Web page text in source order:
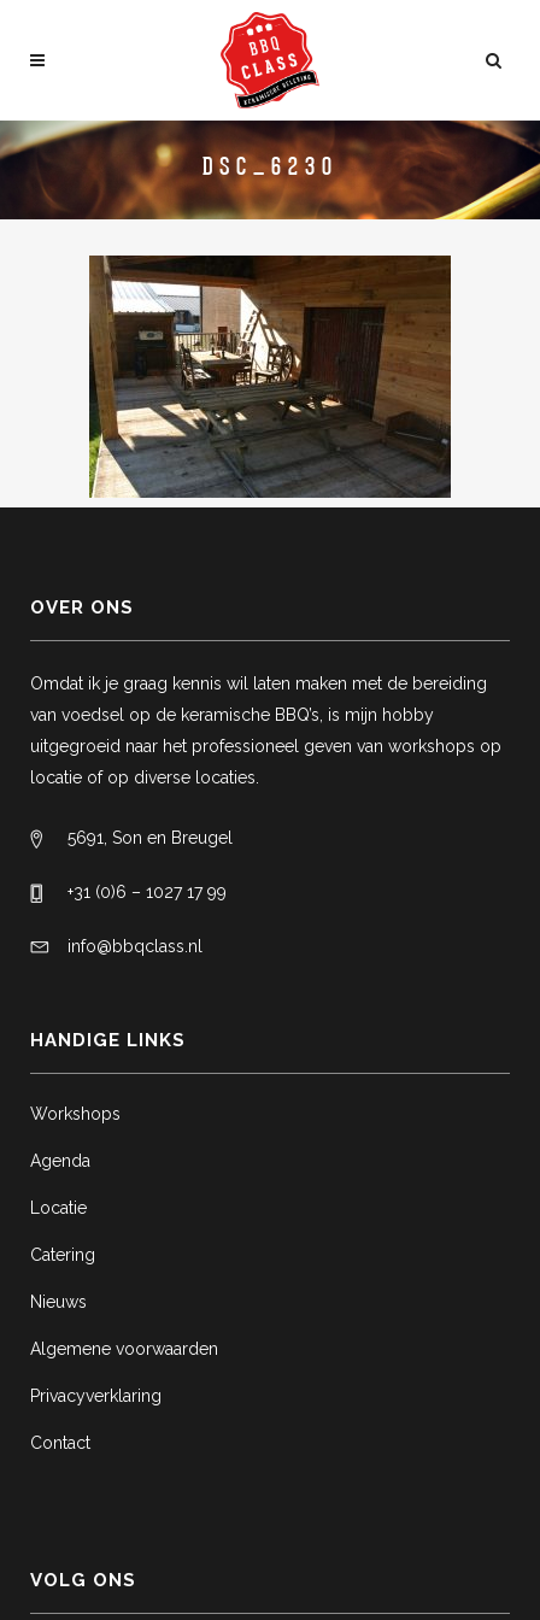
DSC_6230
OVER ONS
Omdat ik je graag kennis wil laten maken met de bereiding
van voedsel op de keramische BBQ’s, is mijn hobby
uitgegroeid naar het professioneel geven van workshops op
locatie of op diverse locaties.
5691, Son en Breugel
+31 (0)6 – 1027 17 99
info@bbqclass.nl
HANDIGE LINKS
Workshops
Agenda
Locatie
Catering
Nieuws
Algemene voorwaarden
Privacyverklaring
Contact
VOLG ONS